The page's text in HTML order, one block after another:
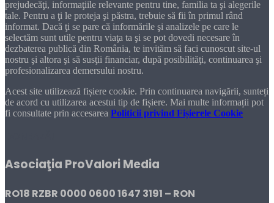
prejudecăţi, informaţiile relevante pentru tine, familia ta şi alegerile
tale. Pentru a ţi le proteja şi păstra, trebuie să fii în primul rând
informat. Dacă ţi se pare că informările şi analizele pe care le
selectăm sunt utile pentru viaţa ta şi se pot dovedi necesare în
dezbaterea publică din România, te invităm să faci cunoscut site-ul
nostru şi altora şi să susţii financiar, după posibilităţi, continuarea şi
profesionalizarea demersului nostru.
Acest site utilizează fișiere cookie. Prin continuarea navigării, sunteți
de acord cu utilizarea acestui tip de fișiere. Mai multe informații pot
fi consultate prin accesarea Politicii privind Fișierele Cookie
Asociaţia ProValori Media
RO18 RZBR 0000 0600 1647 3191 – RON